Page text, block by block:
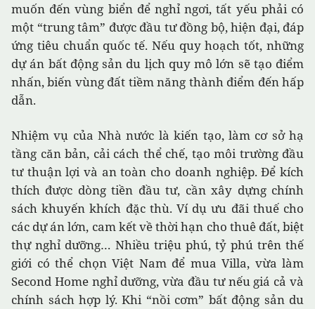
muốn đến vùng biển để nghỉ ngơi, tất yếu phải có
một “trung tâm” được đầu tư đồng bộ, hiện đại, đáp
ứng tiêu chuẩn quốc tế. Nếu quy hoạch tốt, những
dự án bất động sản du lịch quy mô lớn sẽ tạo điểm
nhấn, biến vùng đất tiềm năng thành điểm đến hấp
dẫn.
Nhiệm vụ của Nhà nước là kiến tạo, làm cơ sở hạ
tầng căn bản, cải cách thể chế, tạo môi trường đầu
tư thuận lợi và an toàn cho doanh nghiệp. Để kích
thích được dòng tiền đầu tư, cần xây dựng chính
sách khuyến khích đặc thù. Ví dụ ưu đãi thuế cho
các dự án lớn, cam kết về thời hạn cho thuê đất, biệt
thự nghỉ dưỡng… Nhiều triệu phú, tỷ phú trên thế
giới có thể chọn Việt Nam để mua Villa, vừa làm
Second Home nghỉ dưỡng, vừa đầu tư nếu giá cả và
chính sách hợp lý. Khi “nồi cơm” bất động sản du